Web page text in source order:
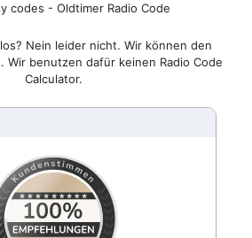
codes - Oldtimer Radio Code
Nein leider nicht. Wir können den
Wir benutzen dafür keinen Radio Code
Calculator.